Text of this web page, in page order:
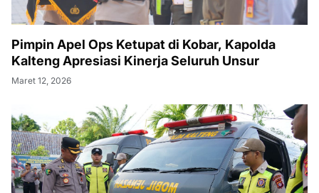
Pimpin Apel Ops Ketupat di Kobar, Kapolda
Kalteng Apresiasi Kinerja Seluruh Unsur
Maret 12, 2026